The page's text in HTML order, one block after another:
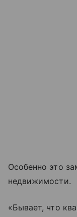
Особенно это
недвижимости.
«Бывает, что